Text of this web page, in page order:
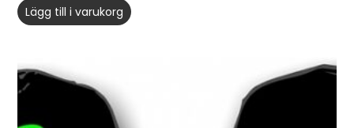
Lägg till i varukorg